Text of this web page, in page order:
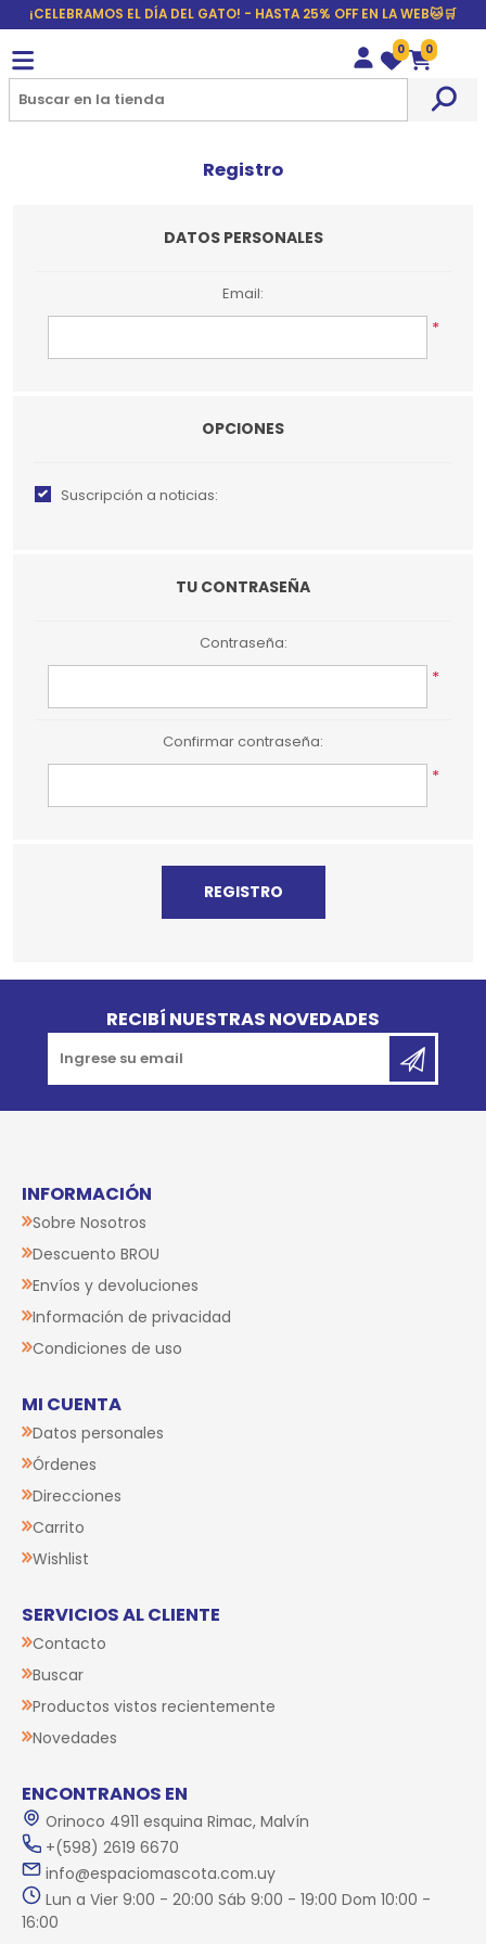
¡CELEBRAMOS EL DÍA DEL GATO! - HASTA 25% OFF EN LA WEB🐱🛒
Wishlist
0
Carrito
0
Registro
DATOS PERSONALES
Email:
*
OPCIONES
Suscripción a noticias:
TU CONTRASEÑA
Contraseña:
*
Confirmar contraseña:
*
RECIBÍ NUESTRAS NOVEDADES
INFORMACIÓN
Sobre Nosotros
Descuento BROU
Envíos y devoluciones
Información de privacidad
Condiciones de uso
MI CUENTA
Datos personales
Órdenes
Direcciones
Carrito
Wishlist
SERVICIOS AL CLIENTE
Contacto
Buscar
Productos vistos recientemente
Novedades
ENCONTRANOS EN
Orinoco 4911 esquina Rimac, Malvín
+(598) 2619 6670
info@espaciomascota.com.uy
Lun a Vier 9:00 - 20:00 Sáb 9:00 - 19:00 Dom 10:00 -
16:00